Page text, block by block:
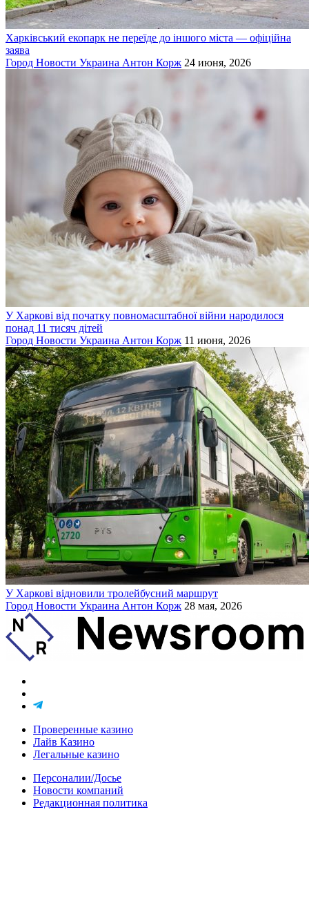
Харківський екопарк не переїде до іншого міста — офіційна
заява
Город Новости Украина Антон Корж 24 июня, 2026
У Харкові від початку повномасштабної війни народилося
понад 11 тисяч дітей
Город Новости Украина Антон Корж 11 июня, 2026
У Харкові відновили тролейбусний маршрут
Город Новости Украина Антон Корж 28 мая, 2026
Проверенные казино
Лайв Казино
Легальные казино
Персоналии/Досье
Новости компаний
Редакционная политика